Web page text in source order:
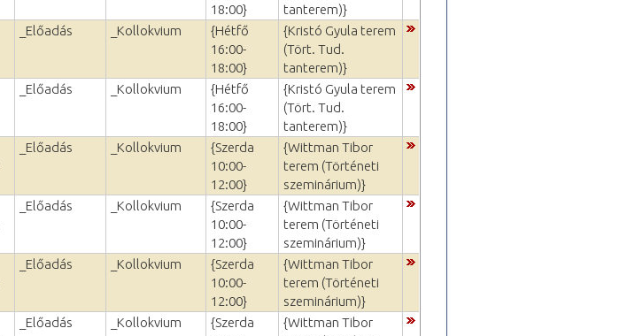
18:00}
tanterem)}
_Előadás _Kollokvium
{Hétfő
16:00-
18:00}
{Kristó Gyula terem
(Tört. Tud.
tanterem)}
_Előadás _Kollokvium
{Hétfő
16:00-
18:00}
{Kristó Gyula terem
(Tört. Tud.
tanterem)}
_Előadás _Kollokvium
{Szerda
10:00-
12:00}
{Wittman Tibor
terem (Történeti
szeminárium)}
_Előadás _Kollokvium
{Szerda
10:00-
12:00}
{Wittman Tibor
terem (Történeti
szeminárium)}
_Előadás _Kollokvium
{Szerda
10:00-
12:00}
{Wittman Tibor
terem (Történeti
szeminárium)}
_Előadás _Kollokvium
{Szerda
{Wittman Tibor